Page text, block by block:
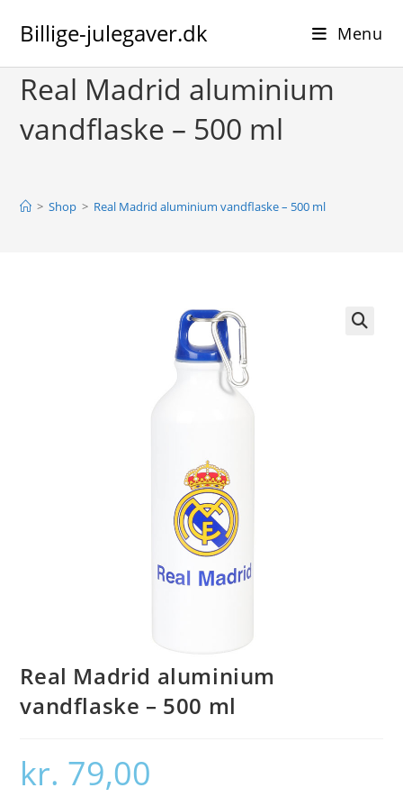
Billige-julegaver.dk Menu
Real Madrid aluminium
vandflaske – 500 ml
> Shop > Real Madrid aluminium vandflaske – 500 ml
Real Madrid aluminium
vandflaske – 500 ml
kr. 79,00